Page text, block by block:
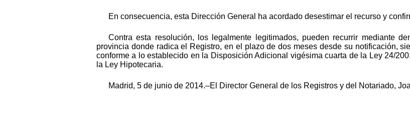
En consecuencia, esta Dirección General ha acordado desestimar el recurso y
Contra esta resolución, los legalmente legitimados, pueden recurrir mediante
provincia donde radica el Registro, en el plazo de dos meses desde su notificación,
conforme a lo establecido en la Disposición Adicional vigésima cuarta de la Ley 24/
la Ley Hipotecaria.
Madrid, 5 de junio de 2014.–El Director General de los Registros y del Notariado,